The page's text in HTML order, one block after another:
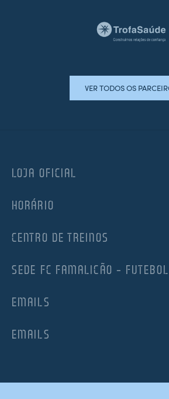
VER TODOS OS
LOJA OFICIAL
HORÁRIO
CENTRO DE TREINOS
SEDE FC FAMALICÃO –
EMAILS
EMAILS